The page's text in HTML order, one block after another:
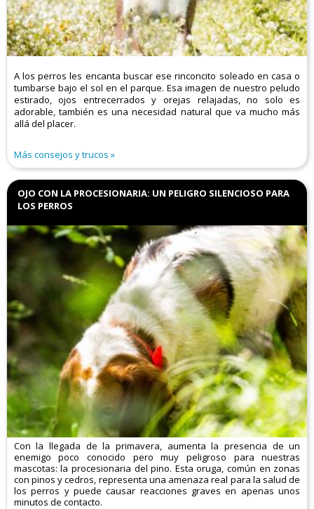
A los perros les encanta buscar ese rinconcito soleado en casa o
tumbarse bajo el sol en el parque. Esa imagen de nuestro peludo
estirado, ojos entrecerrados y orejas relajadas, no solo es
adorable, también es una necesidad natural que va mucho más
allá del placer.
Más consejos y trucos
OJO CON LA PROCESIONARIA: UN PELIGRO SILENCIOSO PARA
LOS PERROS
Con la llegada de la primavera, aumenta la presencia de un
enemigo poco conocido pero muy peligroso para nuestras
mascotas: la procesionaria del pino. Esta oruga, común en zonas
con pinos y cedros, representa una amenaza real para la salud de
los perros y puede causar reacciones graves en apenas unos
minutos de contacto.